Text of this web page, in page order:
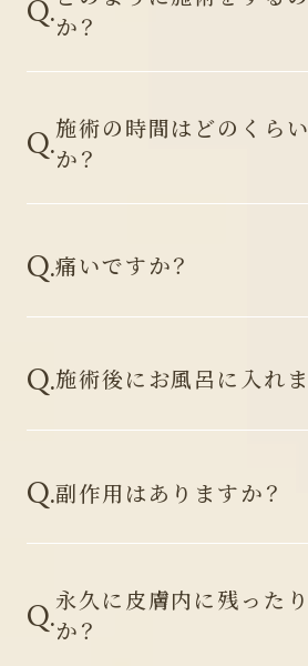
Q.か？
Q.施術の時間はどのくら
か？
Q.痛いですか？
Q.施術後にお風呂に入れ
Q.副作用はありますか？
Q.永久に皮膚内に残った
か？